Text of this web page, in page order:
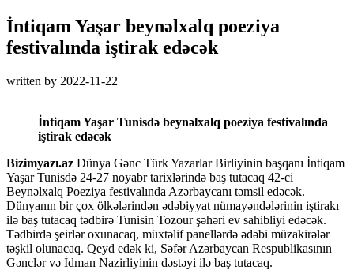
İntiqam Yaşar beynəlxalq poeziya
festivalında iştirak edəcək
written by 2022-11-22
İntiqam Yaşar Tunisdə beynəlxalq poeziya festivalında
iştirak edəcək
Bizimyazı.az Dünya Gənc Türk Yazarlar Birliyinin başqanı İntiqam
Yaşar Tunisdə 24-27 noyabr tarixlərində baş tutacaq 42-ci
Beynəlxalq Poeziya festivalında Azərbaycanı təmsil edəcək.
Dünyanın bir çox ölkələrindən ədəbiyyat nümayəndələrinin iştirakı
ilə baş tutacaq tədbirə Tunisin Tozour şəhəri ev sahibliyi edəcək.
Tədbirdə şeirlər oxunacaq, müxtəlif panellərdə ədəbi müzakirələr
təşkil olunacaq. Qeyd edək ki, Səfər Azərbaycan Respublikasının
Gənclər və İdman Nazirliyinin dəstəyi ilə baş tutacaq.